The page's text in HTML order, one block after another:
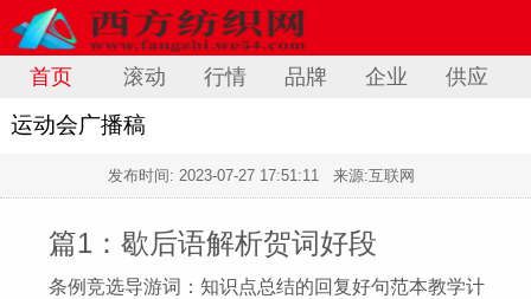
首页 滚动 行情 品牌 企业 供应
运动会广播稿
发布时间: 2023-07-27 17:51:11 来源:互联网
篇1：歇后语解析贺词好段
条例竞选导游词：知识点总结的回复好句范本教学计